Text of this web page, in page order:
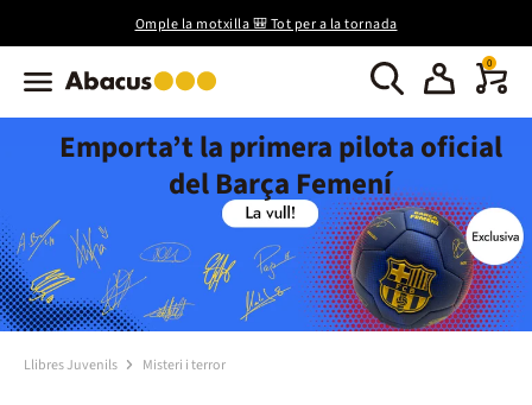
Omple la motxilla 🎒 Tot per a la tornada
0
Emporta’t la primera pilota oficial
del Barça Femení
Llibres Juvenils Misteri i terror